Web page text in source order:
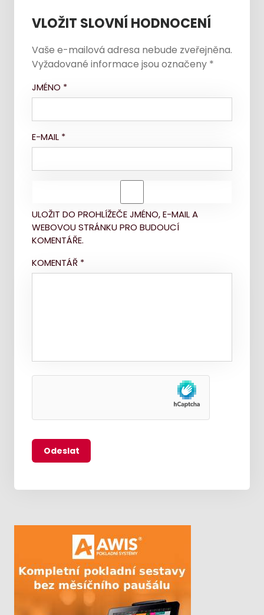
VLOŽIT SLOVNÍ HODNOCENÍ
Vaše e-mailová adresa nebude zveřejněna.
Vyžadované informace jsou označeny *
JMÉNO *
E-MAIL *
ULOŽIT DO PROHLÍŽEČE JMÉNO, E-MAIL A
WEBOVOU STRÁNKU PRO BUDOUCÍ
KOMENTÁŘE.
KOMENTÁŘ *